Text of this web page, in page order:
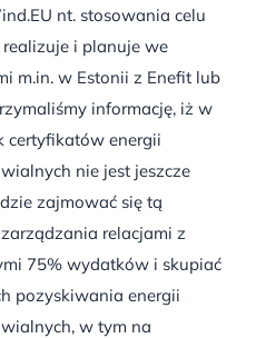
nt. stosowania celu
i planuje we
m.in. w Estonii z Enefit lub
informację, iż w
certyfikatów energii
nie jest jeszcze
zajmować się tą
relacjami z
75% wydatków i skupiać
pozyskiwania energii
w tym na